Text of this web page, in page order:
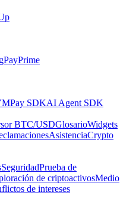
PayPrime
Pay SDKAI Agent SDK
BTC/USDGlosarioWidgets
AsistenciaCrypto
SeguridadPrueba de
de criptoactivosMedio
de intereses